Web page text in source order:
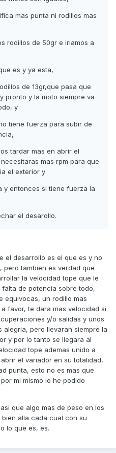
mas punta ni rodillos mas
rodillos de 50gr e iriamos a
es y ya esta,
de 13gr,que pasa que
pronto y la moto siempre va
y
tiene fuerza para subir de
tardar mas en abrir el
mas rpm para que
el exterior y
y entonces si tiene fuerza la
el desarollo.
el desarrollo es el que es y no
pero tambien es verdad que
la velocidad tope que le
de potencia sobre todo,
equivocas, un rodillo mas
favor, te dara mas velocidad si
y/o salidas y unos
alegria, pero llevaran siempre la
y por lo tanto se llegara al
tope ademas unido a
el variador en su totalidad,
punta, esto no es mas que
mi mismo lo he podido
que algo mas de peso en los
alla cada cual con su
lo que es, es.